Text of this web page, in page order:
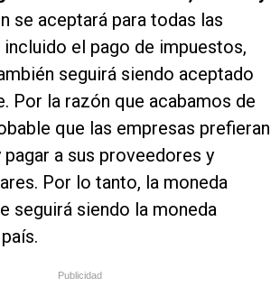
se aceptará para todas las
el pago de impuestos,
seguirá siendo aceptado
Por la razón que acabamos de
que las empresas prefieran
a sus proveedores y
Por lo tanto, la moneda
seguirá siendo la moneda
Publicidad